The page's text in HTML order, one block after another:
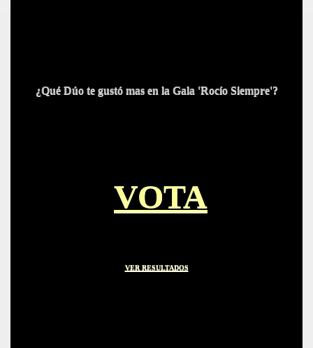
¿Qué Dúo te gustó mas en la Gala 'Rocío Siempre'?
VOTA
VER RESULTADOS